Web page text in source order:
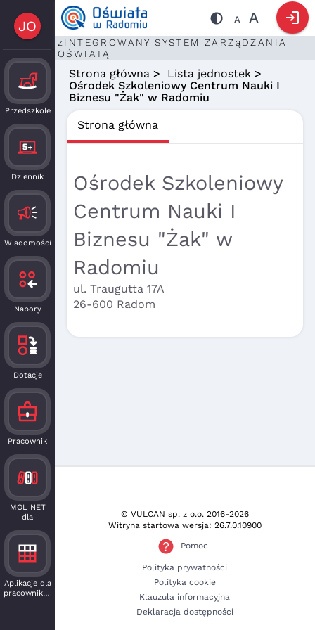
JO
Przedszkole
Dziennik
Wiadomości
Nabory
Dotacje
Pracownik
MOL NET
dla
Aplikacje dla
pracowników
A A login
zINTEGROWANY SYSTEM ZARZąDZANIA
OŚWIATĄ
Strona główna> Lista jednostek>
Ośrodek Szkoleniowy Centrum Nauki I
Biznesu "Żak" w Radomiu
Strona główna
Ośrodek Szkoleniowy
Centrum Nauki I
Biznesu "Żak" w
Radomiu
ul. Traugutta 17A
26-600 Radom
© VULCAN sp. z o.o.2016-2026
Witryna startowa wersja: 26.7.0.10900
Pomoc
Polityka prywatności
Polityka cookie
Klauzula informacyjna
Deklaracja dostępności